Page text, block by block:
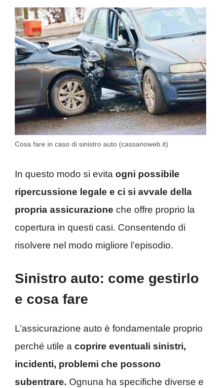
Cosa fare in caso di sinistro auto (cassanoweb.it)
In questo modo si evita ogni possibile
ripercussione legale e ci si avvale della
propria assicurazione che offre proprio la
copertura in questi casi. Consentendo di
risolvere nel modo migliore l’episodio.
Sinistro auto: come gestirlo
e cosa fare
L’assicurazione auto è fondamentale proprio
perché utile a coprire eventuali sinistri,
incidenti, problemi che possono
subentrare. Ognuna ha specifiche diverse e